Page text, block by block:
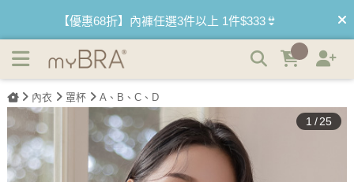
衣品牌
【買內衣免運費】台灣滿1200運費0元🚛
【首購優惠】新客最高可折$150再免運❗
【夏日滿額贈】把衣物壓縮收納袋回家 🌞
【父親節快樂】男內褲5件$999🧔
內衣 罩杯 A、B、C、D
1 / 25